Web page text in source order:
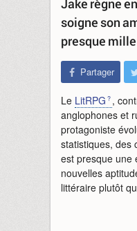
Jake règne
soigne son
presque
Partager
Le LitRPG ,
anglophones et
protagoniste
statistiques, des
est presque une
nouvelles
littéraire plutôt